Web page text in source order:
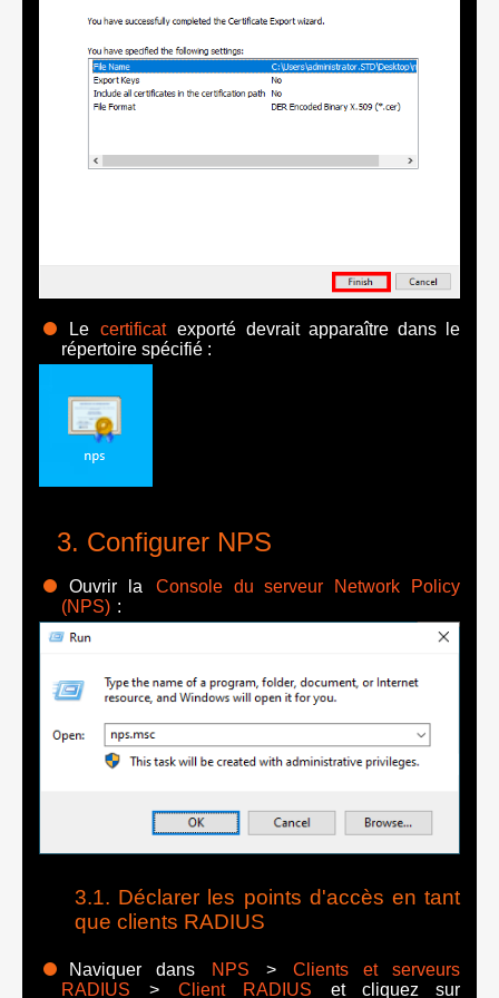
Le certificat exporté devrait apparaître dans le
répertoire spécifié :
Configurer NPS
Ouvrir la
Console du serveur Network Policy
(NPS) :
Déclarer les points d'accès en tant
que clients RADIUS
Naviquer dans NPS >
Clients et serveurs
RADIUS
> Client RADIUS et cliquez sur